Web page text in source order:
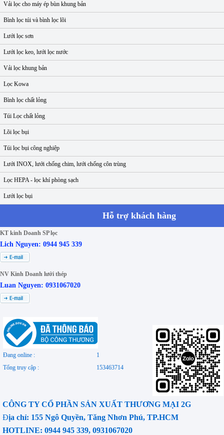
Vải lọc cho máy ép bùn khung bản
Bình lọc túi và bình lọc lõi
Lưới lọc sơn
Lưới lọc keo, lưới lọc nước
Vải lọc khung bản
Lọc Kowa
Bình lọc chất lỏng
Túi Lọc chất lỏng
Lõi lọc bụi
Túi lọc bụi công nghiệp
Lưới INOX, lưới chống chim, lưới chống côn trùng
Lọc HEPA - lọc khí phòng sạch
Lưới lọc bụi
Hỗ trợ khách hàng
KT kinh Doanh SP lọc
Lich Nguyen: 0944 945 339
NV Kinh Doanh lưới thép
Luan Nguyen: 0931067020
Đang online :
1
Tổng truy cập :
153463714
CÔNG TY CỔ PHẦN SẢN XUẤT THƯƠNG MẠI 2G
Địa chỉ: 155 Ngô Quyền, Tăng Nhơn Phú, TP.HCM
HOTLINE: 0944 945 339, 0931067020